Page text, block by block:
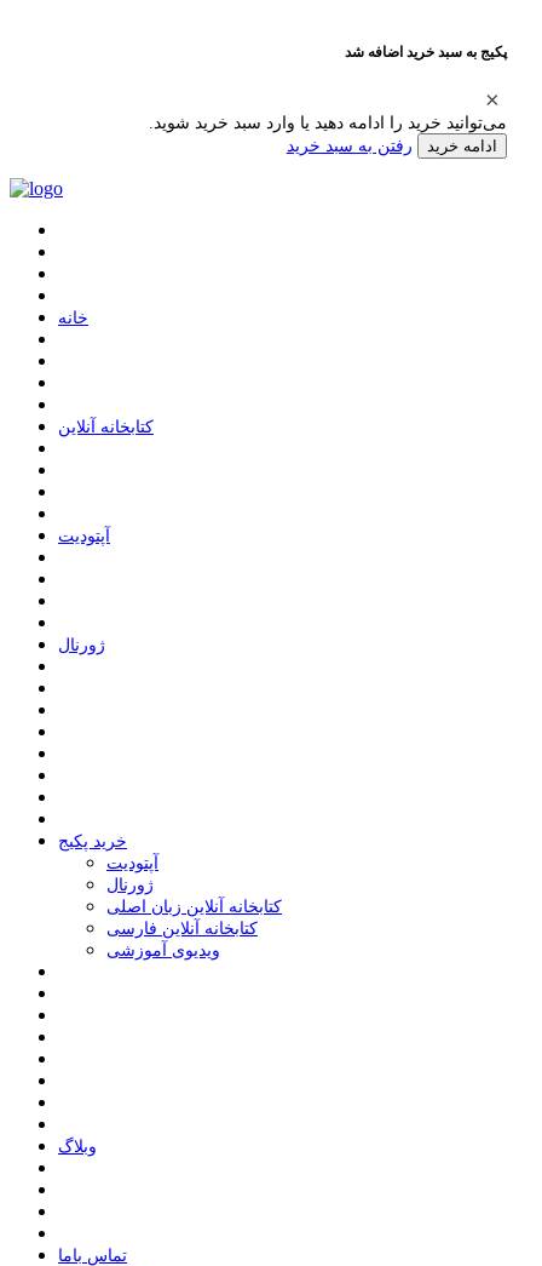
پکیج به سبد خرید اضافه شد
می‌توانید خرید را ادامه دهید یا وارد سبد خرید شوید.
ادامه خرید رفتن به سبد خرید
ﺧﺎﻧﻪ
ﮐﺘﺎﺑﺨﺎﻧﻪ ﺁﻧﻼﯾﻦ
ﺁﭘﺘﻮﺩﯾﺖ
ﮊﻭﺭﻧﺎﻝ
خرید پکیج
ﺁﭘﺘﻮﺩﯾﺖ
ﮊﻭﺭﻧﺎﻝ
کتابخانه آنلاین زبان اصلی
کتابخانه آنلاین فارسی
ویدیوی آموزشی
وبلاگ
ﺗﻤﺎﺱ ﺑﺎﻣﺎ